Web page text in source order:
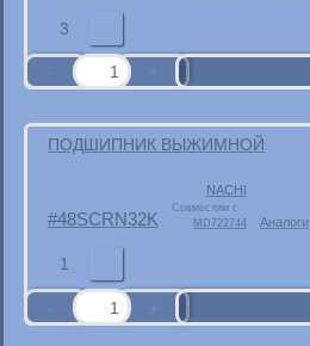
3
ПОДШИПНИК ВЫЖИМНОЙ
48SCRN32K
NACHI
Совместим с
MD722744
Аналоги
1